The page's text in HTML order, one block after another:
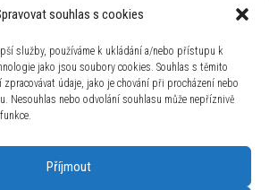
souhlas s cookies
služby, používáme k ukládání a/nebo přístupu k
jako jsou soubory cookies. Souhlas s těmito
údaje, jako je chování při procházení nebo
Nesouhlas nebo odvolání souhlasu může nepříznivě
Příjmout
Verde Chiaro I
Kč
Rosa Scura I
Kč